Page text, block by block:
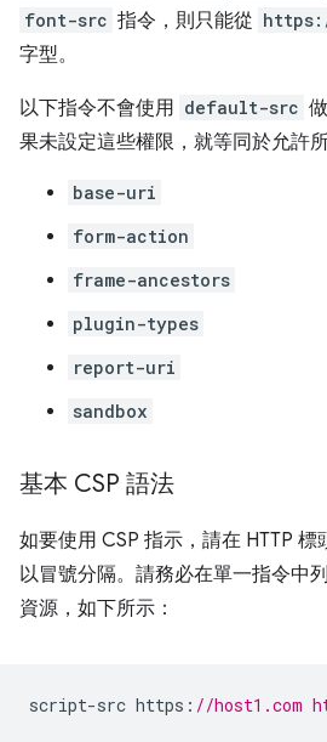
font-src 指令，則只能從
字型。
以下指令不會使用 default-src
果未設定這些權限，就等同於允許
base-uri
form-action
frame-ancestors
plugin-types
report-uri
sandbox
基本 CSP 語法
如要使用 CSP 指示，請在 HTTP
以冒號分隔。請務必在單一指令中
資源，如下所示：
script-src https : //host1.com